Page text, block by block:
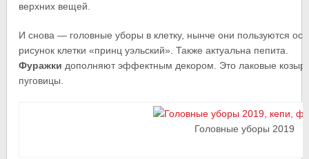
верхних вещей.
И снова — головные уборы в клетку, нынче они пользуются
рисунок клетки «принц уэльский». Также актуальна пепита.
Фуражки дополняют эффектным декором. Это лаковые
пуговицы.
Головные уборы 2019